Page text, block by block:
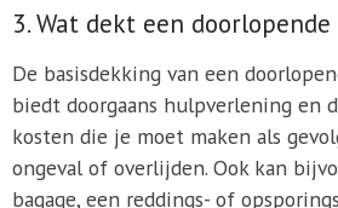
3. Wat dekt een
De basisdekking van een
biedt doorgaans hulpverlening en
kosten die je moet maken als
ongeval of overlijden. Ook kan
bagage, een reddings- of